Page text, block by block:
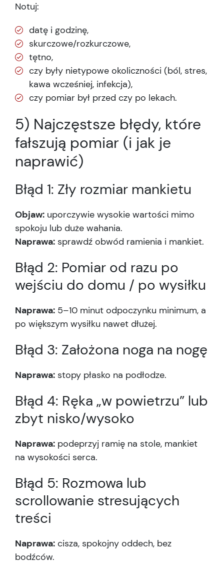
Notuj:
datę i godzinę,
skurczowe/rozkurczowe,
tętno,
czy były nietypowe okoliczności (ból, stres,
kawa wcześniej, infekcja),
czy pomiar był przed czy po lekach.
5) Najczęstsze błędy, które
fałszują pomiar (i jak je
naprawić)
Błąd 1: Zły rozmiar mankietu
Objaw: uporczywie wysokie wartości mimo
spokoju lub duże wahania.
Naprawa: sprawdź obwód ramienia i mankiet.
Błąd 2: Pomiar od razu po
wejściu do domu / po wysiłku
Naprawa: 5–10 minut odpoczynku minimum, a
po większym wysiłku nawet dłużej.
Błąd 3: Założona noga na nogę
Naprawa: stopy płasko na podłodze.
Błąd 4: Ręka „w powietrzu” lub
zbyt nisko/wysoko
Naprawa: podeprzyj ramię na stole, mankiet
na wysokości serca.
Błąd 5: Rozmowa lub
scrollowanie stresujących
treści
Naprawa: cisza, spokojny oddech, bez
bodźców.